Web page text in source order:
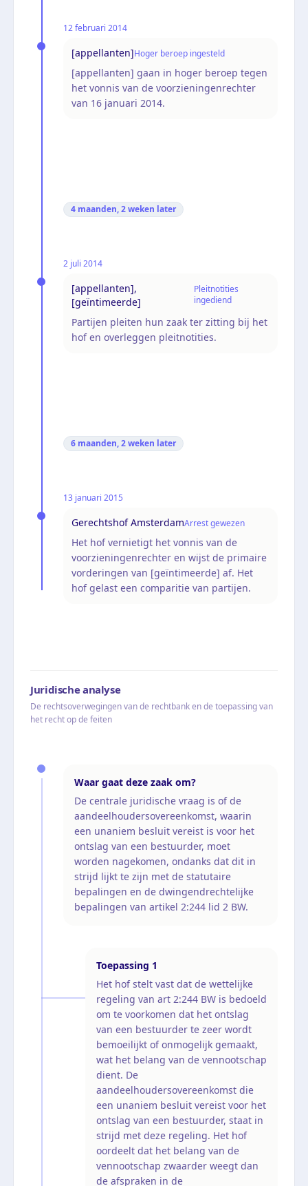
12 februari 2014
[appellanten]Hoger beroep ingesteld
[appellanten] gaan in hoger beroep tegen
het vonnis van de voorzieningenrechter
van 16 januari 2014.
4 maanden, 2 weken later
2 juli 2014
[appellanten],
[geïntimeerde]
Pleitnotities
ingediend
Partijen pleiten hun zaak ter zitting bij het
hof en overleggen pleitnotities.
6 maanden, 2 weken later
13 januari 2015
Gerechtshof AmsterdamArrest gewezen
Het hof vernietigt het vonnis van de
voorzieningenrechter en wijst de primaire
vorderingen van [geïntimeerde] af. Het
hof gelast een comparitie van partijen.
Juridische analyse
De rechtsoverwegingen van de rechtbank en de toepassing van
het recht op de feiten
Waar gaat deze zaak om?
De centrale juridische vraag is of de
aandeelhoudersovereenkomst, waarin
een unaniem besluit vereist is voor het
ontslag van een bestuurder, moet
worden nagekomen, ondanks dat dit in
strijd lijkt te zijn met de statutaire
bepalingen en de dwingendrechtelijke
bepalingen van artikel 2:244 lid 2 BW.
Toepassing 1
Het hof stelt vast dat de wettelijke
regeling van art 2:244 BW is bedoeld
om te voorkomen dat het ontslag
van een bestuurder te zeer wordt
bemoeilijkt of onmogelijk gemaakt,
wat het belang van de vennootschap
dient. De
aandeelhoudersovereenkomst die
een unaniem besluit vereist voor het
ontslag van een bestuurder, staat in
strijd met deze regeling. Het hof
oordeelt dat het belang van de
vennootschap zwaarder weegt dan
de afspraken in de